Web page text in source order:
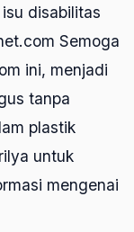
disabilitas
Semoga
ini, menjadi
tanpa
plastik
untuk
mengenai